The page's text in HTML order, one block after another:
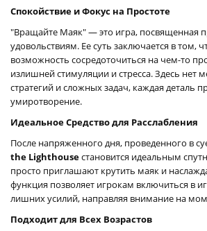
Спокойствие и Фокус на Простоте
"Вращайте Маяк" — это игра, посвященная
удовольствиям. Ее суть заключается в том,
возможность сосредоточиться на чем-то
излишней стимуляции и стресса. Здесь нет
стратегий и сложных задач, каждая деталь
умиротворение.
Идеальное Средство для Расслабления
После напряженного дня, проведенного в
the Lighthouseстановится идеальным
просто приглашают крутить маяк и
функция позволяет игрокам включиться в
лишних усилий, направляя внимание на
Подходит для Всех Возрастов